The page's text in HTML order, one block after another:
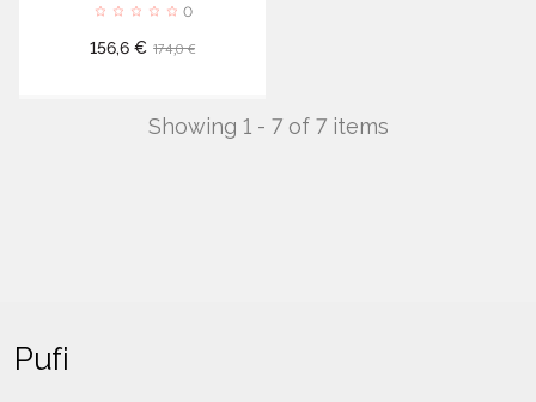
0
Cena
156,6 € Standarta
174,0 €
Showing 1 - 7 of 7 items
Pufi